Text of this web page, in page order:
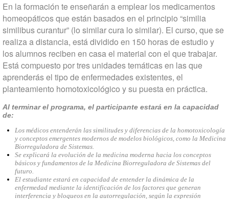
En la formación te enseñarán a emplear los medicamentos
homeopáticos que están basados en el principio “similia
similibus curantur” (lo similar cura lo similar). El curso, que se
realiza a distancia, está dividido en 150 horas de estudio y
los alumnos reciben en casa el material con el que trabajar.
Está compuesto por tres unidades temáticas en las que
aprenderás el tipo de enfermedades existentes, el
planteamiento homotoxicológico y su puesta en práctica.
Al terminar el programa, el participante estará en la capacidad
de:
Los médicos entenderán las similitudes y diferencias de la homotoxicología
y conceptos emergentes modernos de modelos biológicos, como la Medicina
Biorreguladora de Sistemas.
Se explicará la evolución de la medicina moderna hacia los conceptos
básicos y fundamentos de la Medicina Biorreguladora de Sistemas del
futuro.
El estudiante estará en capacidad de entender la dinámica de la
enfermedad mediante la identificación de los factores que generan
interferencia y bloqueos en la autorregulación, según la expresión